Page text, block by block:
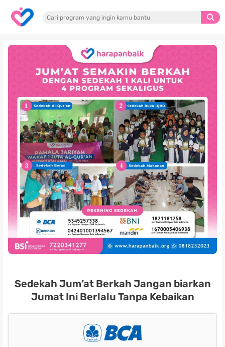
Sedekah Jum’at Berkah Jangan biarkan
Jumat Ini Berlalu Tanpa Kebaikan